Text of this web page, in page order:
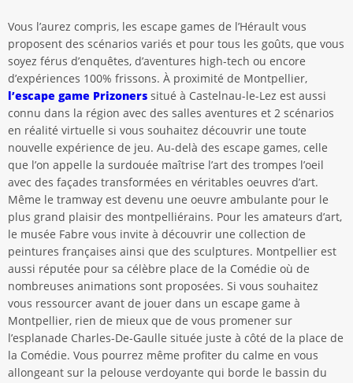
Vous l’aurez compris, les escape games de l’Hérault vous
proposent des scénarios variés et pour tous les goûts, que vous
soyez férus d’enquêtes, d’aventures high-tech ou encore
d’expériences 100% frissons. À proximité de Montpellier,
l’escape game Prizoners situé à Castelnau-le-Lez est aussi
connu dans la région avec des salles aventures et 2 scénarios
en réalité virtuelle si vous souhaitez découvrir une toute
nouvelle expérience de jeu. Au-delà des escape games, celle
que l’on appelle la surdouée maîtrise l’art des trompes l’oeil
avec des façades transformées en véritables oeuvres d’art.
Même le tramway est devenu une oeuvre ambulante pour le
plus grand plaisir des montpelliérains. Pour les amateurs d’art,
le musée Fabre vous invite à découvrir une collection de
peintures françaises ainsi que des sculptures. Montpellier est
aussi réputée pour sa célèbre place de la Comédie où de
nombreuses animations sont proposées. Si vous souhaitez
vous ressourcer avant de jouer dans un escape game à
Montpellier, rien de mieux que de vous promener sur
l’esplanade Charles-De-Gaulle située juste à côté de la place de
la Comédie. Vous pourrez même profiter du calme en vous
allongeant sur la pelouse verdoyante qui borde le bassin du